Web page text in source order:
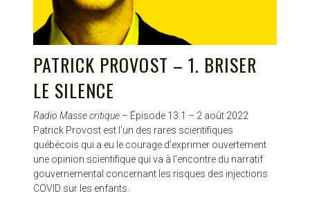
PATRICK PROVOST – 1. BRISER
LE SILENCE
Radio Masse critique – Épisode 13.1 – 2 août 2022
Patrick Provost est l’un des rares scientifiques
québécois qui a eu le courage d’exprimer ouvertement
une opinion scientifique qui va à l’encontre du narratif
gouvernemental concernant les risques des injections
COVID sur les enfants.